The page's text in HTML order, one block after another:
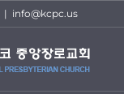
| info@kcpc.us